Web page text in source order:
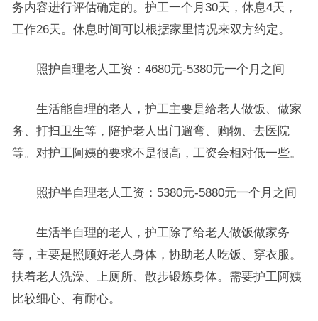
务内容进行评估确定的。护工一个月30天，休息4天，
工作26天。休息时间可以根据家里情况来双方约定。
照护自理老人工资：4680元-5380元一个月之间
生活能自理的老人，护工主要是给老人做饭、做家
务、打扫卫生等，陪护老人出门遛弯、购物、去医院
等。对护工阿姨的要求不是很高，工资会相对低一些。
照护半自理老人工资：5380元-5880元一个月之间
生活半自理的老人，护工除了给老人做饭做家务
等，主要是照顾好老人身体，协助老人吃饭、穿衣服。
扶着老人洗澡、上厕所、散步锻炼身体。需要护工阿姨
比较细心、有耐心。